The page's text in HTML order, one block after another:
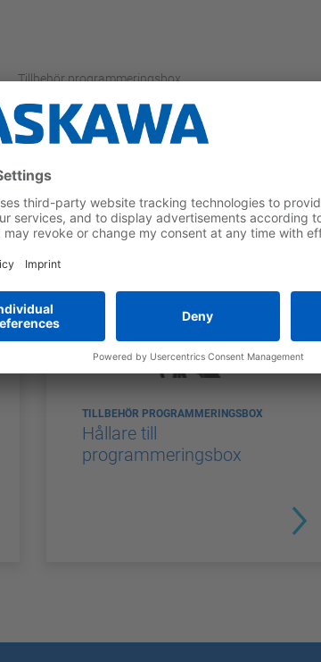
Tillbehör programmeringsbox
i produktionsområdet och förebygger
TILLBEHÖR PROGRAMMERINGSBOX
Hållare till
programmeringsbox